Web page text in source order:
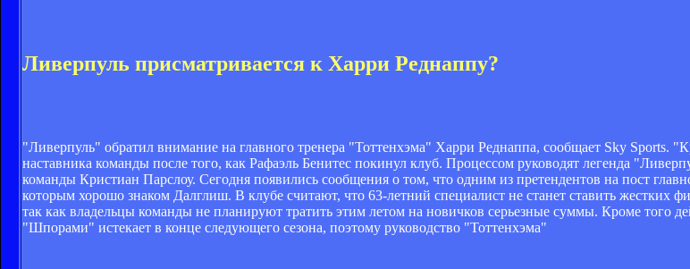
Ливерпуль присматривается к Харри Реднаппу?
"Ливерпуль" обратил внимание на главного тренера "Тоттенхэма" Харри Реднаппа, сообщает Sky Sports.
наставника команды после того, как Рафаэль Бенитес покинул клуб. Процессом руководят легенда
команды Кристиан Парслоу. Сегодня появились сообщения о том, что одним из претендентов на пост
которым хорошо знаком Далглиш. В клубе считают, что 63-летний специалист не станет ставить жестких
так как владельцы команды не планируют тратить этим летом на новичков серьезные суммы. Кроме того
"Шпорами" истекает в конце следующего сезона, поэтому руководство "Тоттенхэма"